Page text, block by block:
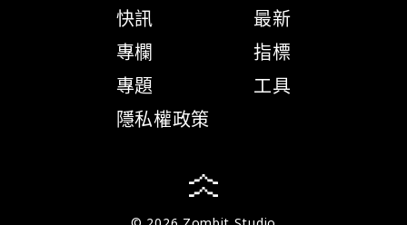
快訊
專欄
專題
隱私權政策
最新
指標
工具